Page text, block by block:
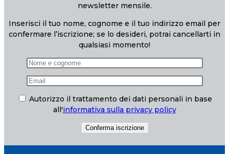
newsletter mensile.
Inserisci il tuo nome, cognome e il tuo indirizzo email per
confermare l’iscrizione; se lo desideri, potrai cancellarti in
qualsiasi momento!
Autorizzo il trattamento dei dati personali in base
all'informativa sulla privacy policy